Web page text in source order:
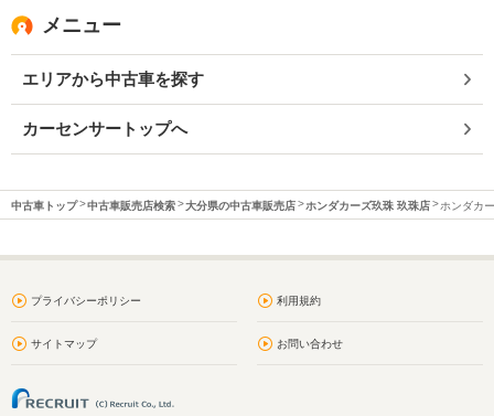
メニュー
エリアから中古車を探す
カーセンサートップへ
中古車トップ 中古車販売店検索 大分県の中古車販売店 ホンダカーズ玖珠 玖珠店 ホンダカ
プライバシーポリシー 利用規約
サイトマップ お問い合わせ